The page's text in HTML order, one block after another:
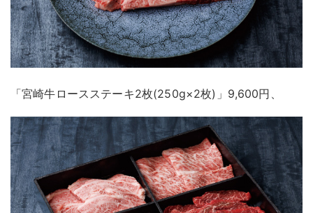
「宮崎牛ロースステーキ2枚(250g×2枚)」9,600円、